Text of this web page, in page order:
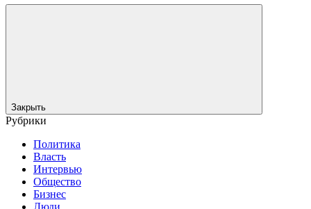
Закрыть
Рубрики
Политика
Власть
Интервью
Общество
Бизнес